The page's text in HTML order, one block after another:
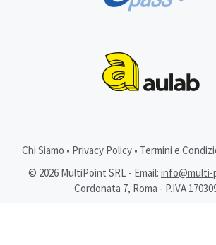
Chi Siamo • Privacy Policy • Termini e
© 2026 MultiPoint SRL - Email:
Cordonata 7, Roma - P.IVA